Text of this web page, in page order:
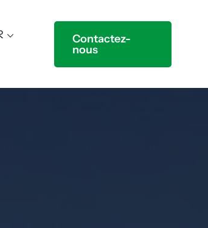
Contactez-
nous